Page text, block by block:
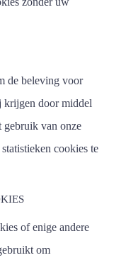
de beleving voor
krijgen door middel
gebruik van onze
cookies te
of enige andere
om